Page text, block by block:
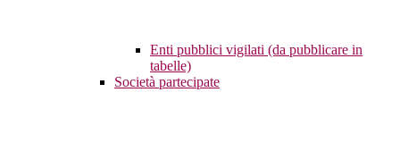
Enti pubblici vigilati (da pubblicare in
tabelle)
Società partecipate